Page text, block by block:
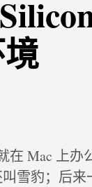
在 Mac 上办
雪豹；后来